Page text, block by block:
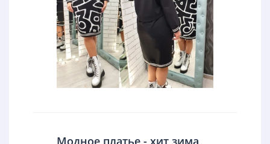
Модное платье - хит зима